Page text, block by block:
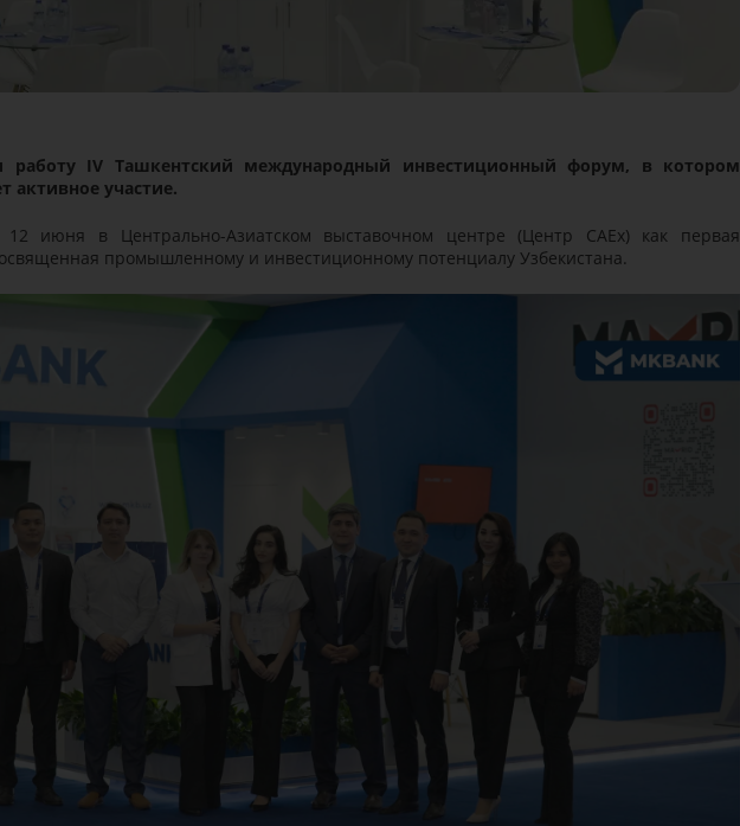
работу IV Ташкентский международный инвестиционный форум, в котором
участие.
июня в Центрально-Азиатском выставочном центре (Центр CAEx) как первая
промышленному и инвестиционному потенциалу Узбекистана.